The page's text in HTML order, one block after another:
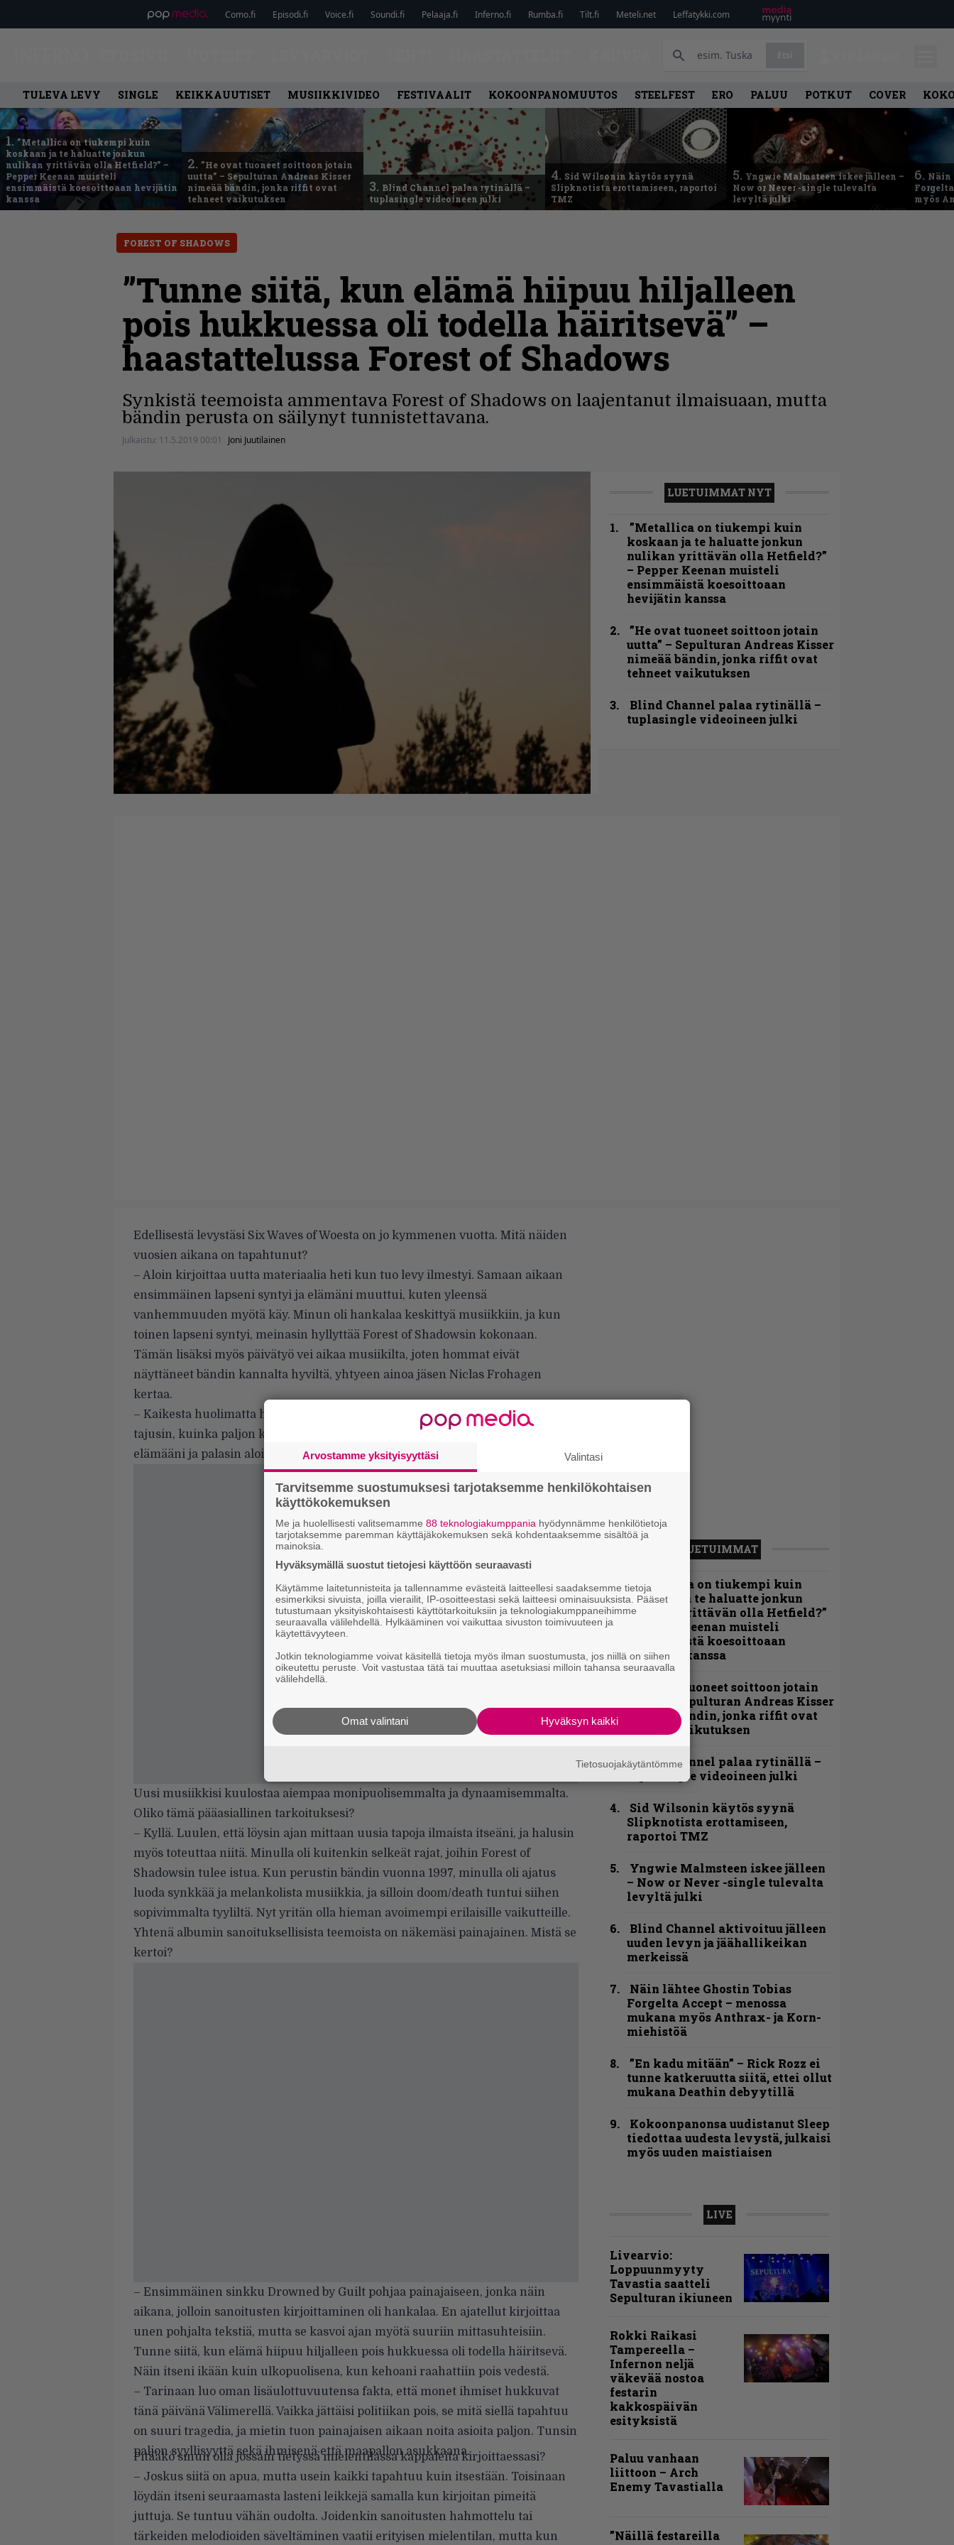
Como.fi Episodi.fi Voice.fi Soundi.fi Pelaaja.fi Inferno.fi Rumba.fi Tilt.fi Meteli.net Leffatykki.com
TULEVA LEVY SINGLE KEIKKAUUTISET MUSIIKKIVIDEO FESTIVAALIT KOKOONPANOMUUTOS STEELFEST ERO PALUU POTKUT COVER
1. ”Metallica on tiukempi kuin
koskaan ja te haluatte jonkun
nulikan yrittävän olla Hetfield?” –
Pepper Keenan muisteli
ensimmäistä koesoittoaan hevijätin
kanssa
2. ”He ovat tuoneet soittoon jotain
uutta” – Sepulturan Andreas Kisser
nimeää bändin, jonka riffit ovat
tehneet vaikutuksen
3. Blind Channel palaa rytinällä –
tuplasingle videoineen julki
4. Sid Wilsonin käytös syynä
Slipknotista erottamiseen, raportoi
TMZ
5. Yngwie Malmsteen iskee jälleen –
Now or Never -single tulevalta
levyltä julki
6. Näin
myös
FOREST OF SHADOWS
”Tunne siitä, kun elämä hiipuu hiljalleen
pois hukkuessa oli todella häiritsevä” –
haastattelussa Forest of Shadows
Synkistä teemoista ammentava Forest of Shadows on laajentanut ilmaisuaan, mutta
bändin perusta on säilynyt tunnistettavana.
Julkaistu: 11.5.2019 00:01 Joni Juutilainen
LUETUIMMAT NYT
”Metallica on tiukempi kuin
koskaan ja te haluatte jonkun
nulikan yrittävän olla Hetfield?”
– Pepper Keenan muisteli
ensimmäistä koesoittoaan
hevijätin kanssa
”He ovat tuoneet soittoon jotain
uutta” – Sepulturan Andreas Kisser
nimeää bändin, jonka riffit ovat
tehneet vaikutuksen
Blind Channel palaa rytinällä –
tuplasingle videoineen julki
Edellisestä levystäsi Six Waves of Woesta on jo kymmenen vuotta. Mitä näiden
vuosien aikana on tapahtunut?
– Aloin kirjoittaa uutta materiaalia heti kun tuo levy ilmestyi. Samaan aikaan
ensimmäinen lapseni syntyi ja elämäni muuttui, kuten yleensä
vanhemmuuden myötä käy. Minun oli hankalaa keskittyä musiikkiin, ja kun
toinen lapseni syntyi, meinasin hyllyttää Forest of Shadowsin kokonaan.
Tämän lisäksi myös päivätyö vei aikaa musiikilta, joten hommat eivät
näyttäneet bändin kannalta hyviltä, yhtyeen ainoa jäsen Niclas Frohagen
kertaa.
– Kaikesta huolimatta halu tehdä musiikkia säilyi, ja noin viisi vuotta sitten
tajusin, kuinka paljon kaipasin sitä. Silloin ajattelin sisällyttää bändin uuteen
elämääni ja palasin aloittamieni biisien pariin.
Uusi musiikkisi kuulostaa aiempaa monipuolisemmalta ja dynaamisemmalta.
Oliko tämä pääasiallinen tarkoituksesi?
– Kyllä. Luulen, että löysin ajan mittaan uusia tapoja ilmaista itseäni, ja halusin
myös toteuttaa niitä. Minulla oli kuitenkin selkeät rajat, joihin Forest of
Shadowsin tulee istua. Kun perustin bändin vuonna 1997, minulla oli ajatus
luoda synkkää ja melankolista musiikkia, ja silloin doom/death tuntui siihen
sopivimmalta tyyliltä. Nyt yritän olla hieman avoimempi erilaisille vaikutteille.
Yhtenä albumin sanoituksellisista teemoista on näkemäsi painajainen. Mistä se
kertoi?
– Ensimmäinen sinkku Drowned by Guilt pohjaa painajaiseen, jonka näin
aikana, jolloin sanoitusten kirjoittaminen oli hankalaa. En ajatellut kirjoittaa
unen pohjalta tekstiä, mutta se kasvoi ajan myötä suuriin mittasuhteisiin.
Tunne siitä, kun elämä hiipuu hiljalleen pois hukkuessa oli todella häiritsevä.
Näin itseni ikään kuin ulkopuolisena, kun kehoani raahattiin pois vedestä.
– Tarinaan luo oman lisäulottuvuutensa fakta, että monet ihmiset hukkuvat
tänä päivänä Välimerellä. Vaikka jättäisi politiikan pois, se mitä siellä tapahtuu
on suuri tragedia, ja mietin tuon painajaisen aikaan noita asioita paljon. Tunsin
paljon syyllisyyttä sekä ihmisenä että maapallon asukkaana.
Pitääkö sinun olla jossain tietyssä mielentilassa kappaleita kirjoittaessasi?
– Joskus siitä on apua, mutta usein kaikki tapahtuu kuin itsestään. Toisinaan
löydän itseni seuraamasta lasteni leikkejä samalla kun kirjoitan pimeitä
juttuja. Se tuntuu vähän oudolta. Joidenkin sanoitusten hahmottelu tai
tärkeiden melodioiden säveltäminen vaatii erityisen mielentilan, mutta kun
LUETUIMMAT
”Metallica on tiukempi kuin
koskaan ja te haluatte jonkun
nulikan yrittävän olla Hetfield?”
– Pepper Keenan muisteli
ensimmäistä koesoittoaan
hevijätin kanssa
”He ovat tuoneet soittoon jotain
uutta” – Sepulturan Andreas Kisser
nimeää bändin, jonka riffit ovat
tehneet vaikutuksen
Blind Channel palaa rytinällä –
tuplasingle videoineen julki
Sid Wilsonin käytös syynä
Slipknotista erottamiseen,
raportoi TMZ
Yngwie Malmsteen iskee jälleen
– Now or Never -single tulevalta
levyltä julki
Blind Channel aktivoituu jälleen
uuden levyn ja jäähallikeikan
merkeissä
Näin lähtee Ghostin Tobias
Forgelta Accept – menossa
mukana myös Anthrax- ja Korn-
miehistöä
”En kadu mitään” – Rick Rozz ei
tunne katkeruutta siitä, ettei ollut
mukana Deathin debyytillä
Kokoonpanonsa uudistanut Sleep
tiedottaa uudesta levystä, julkaisi
myös uuden maistiaisen
LIVE
Livearvio:
Loppuunmyyty
Tavastia saatteli
Sepulturan ikiuneen
Rokki Raikasi
Tampereella –
Infernon neljä
väkevää nostoa
festarin
kakkospäivän
esityksistä
Paluu vanhaan
liittoon – Arch
Enemy Tavastialla
”Näillä festareilla
Arvostamme yksityisyyttäsi Valintasi
Tarvitsemme suostumuksesi tarjotaksemme henkilökohtaisen
käyttökokemuksen
Me ja huolellisesti valitsemamme 88 teknologiakumppania hyödynnämme henkilötietoja
tarjotaksemme paremman käyttäjäkokemuksen sekä kohdentaaksemme sisältöä ja
mainoksia.
Hyväksymällä suostut tietojesi käyttöön seuraavasti
Käytämme laitetunnisteita ja tallennamme evästeitä laitteellesi saadaksemme tietoja
esimerkiksi sivuista, joilla vierailit, IP-osoitteestasi sekä laitteesi ominaisuuksista. Pääset
tutustumaan yksityiskohtaisesti käyttötarkoituksiin ja teknologiakumppaneihimme
seuraavalla välilehdellä. Hylkääminen voi vaikuttaa sivuston toimivuuteen ja
käytettävyyteen.
Jotkin teknologiamme voivat käsitellä tietoja myös ilman suostumusta, jos niillä on siihen
oikeutettu peruste. Voit vastustaa tätä tai muuttaa asetuksiasi milloin tahansa seuraavalla
välilehdellä.
Hyväksyn kaikki
Omat valintani
Tietosuojakäytäntömme